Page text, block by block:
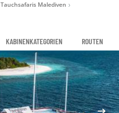
Tauchsafaris Malediven
KABINENKATEGORIEN ROUTEN